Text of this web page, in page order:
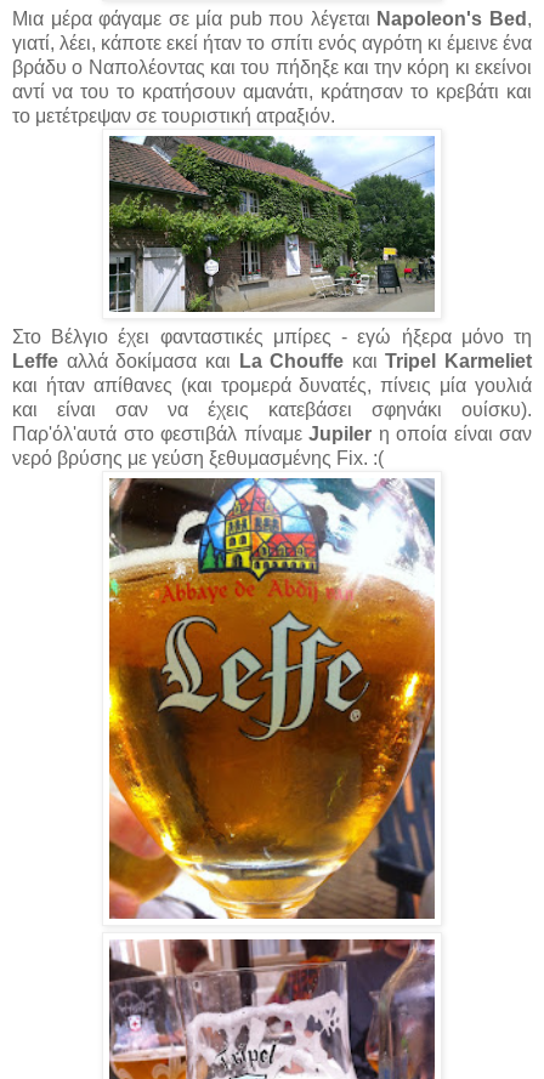
Μια μέρα φάγαμε σε μία pub που λέγεται Napoleon's Bed ,
γιατί, λέει, κάποτε εκεί ήταν το σπίτι ενός αγρότη κι έμεινε ένα
βράδυ ο Ναπολέοντας και του πήδηξε και την κόρη κι εκείνοι
αντί να του το κρατήσουν αμανάτι, κράτησαν το κρεβάτι και
το μετέτρεψαν σε τουριστική ατραξιόν.
Στο Βέλγιο έχει φανταστικές μπίρες - εγώ ήξερα μόνο τη
Leffe αλλά δοκίμασα και La Chouffe καιTripel Karmeliet
και ήταν απίθανες (και τρομερά δυνατές, πίνεις μία γουλιά
και είναι σαν να έχεις κατεβάσει σφηνάκι ουίσκυ).
Παρ'όλ'αυτά στο φεστιβάλ πίναμε Jupiler η οποία είναι σαν
νερό βρύσης με γεύση ξεθυμασμένης Fix. :(